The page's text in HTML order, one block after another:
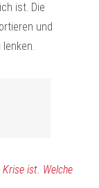
ist. Die
und
ist. Welche